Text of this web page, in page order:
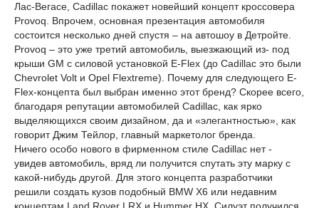
Лас-Вегасе, Cadillac покажет новейший концепт кроссовера
Provoq. Впрочем, основная презентация автомобиля
состоится несколько дней спустя – на автошоу в Детройте.
Provoq – это уже третий автомобиль, выезжающий из- под
крыши GM с силовой установкой E-Flex (до Cadillac это были
Chevrolet Volt и Opel Flextreme). Почему для следующего E-
Flex-концепта был выбран именно этот бренд? Скорее всего,
благодаря репутации автомобилей Cadillac, как ярко
выделяющихся своим дизайном, да и «элегантностью», как
говорит Джим Тейлор, главный маркетолог бренда.
Ничего особо нового в фирменном стиле Cadillac нет -
увидев автомобиль, вряд ли получится спутать эту марку с
какой-нибудь другой. Для этого концепта разработчики
решили создать кузов подобный BMW X6 или недавним